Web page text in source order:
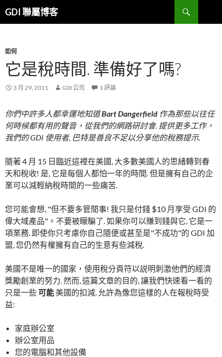
GDI 聯屬博客
索
容
如何
它是稅時間. 準備好了嗎?
3 月 29, 2011 GDI 公司 1 評論
你們中許多人都幸運地知道Bart Dangerfield 作為那些以往任
何時候都有用的聲音，從我們的網路研討會. 提供更多工作，
我們的 GDI 使用者, 巴特是善良不足以分享他的稅務提示.
隨著 4 月 15 日臨近這裡在美國, 大多數美國人的思緒轉到春
天和稅收! 是, 它是每個人都怕一年的時間. 但是擁有自己的企
業可以減輕納稅時間的一些痛苦.
您可能會想, "但不要多管閒事! 我只是付錢 $10 月享受 GDI 的
偉大域產品"。不要被矇騙了. 如果你可以賺到錢與它, 它是一
項業務. 即使你只考慮你自己隨便或甚至是"不成功"的 GDI 加
盟, 您仍然有權擁有自己的生意有些減稅.
美國不是唯一的國家，使用稅分頁符以説明刺激他們的經濟
獎勵創業的努力. 然而, 這篇文章的目的, 讓我們快速看一看的
只是一些 可能 美國的扣減. 允許為像您這樣的人在報稅時受
益:
家庭辦公室
辦公室用品
您的電腦和其他設備